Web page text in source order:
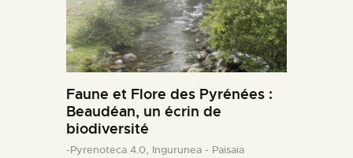
Faune et Flore des Pyrénées :
Beaudéan, un écrin de
biodiversité
-Pyrenoteca 4.0, Ingurunea - Paisaia